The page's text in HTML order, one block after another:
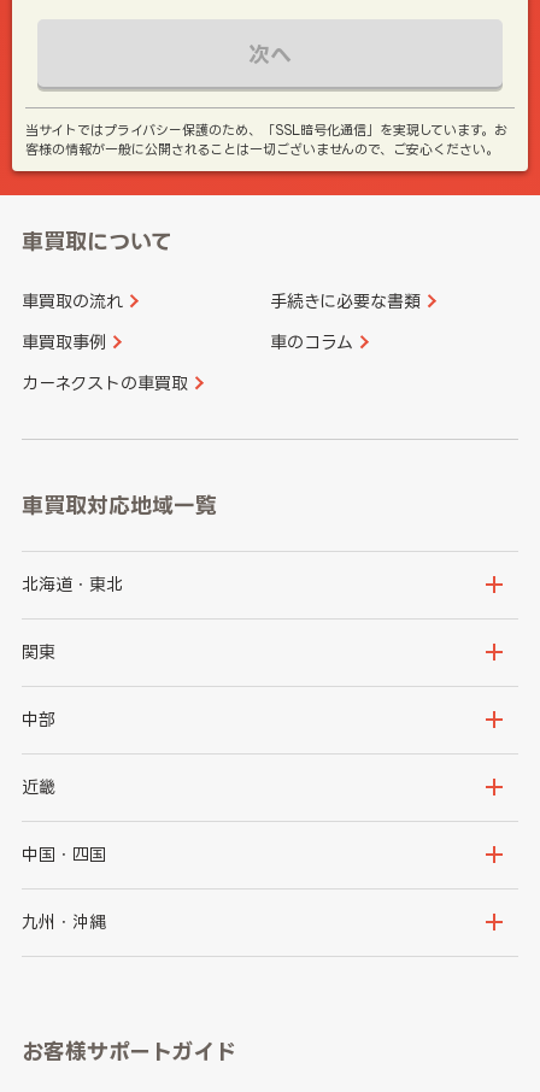
次へ
当サイトではプライバシー保護のため、「SSL暗号化通信」を実現しています。お
客様の情報が一般に公開されることは一切ございませんので、ご安心ください。
車買取について
車買取の流れ 手続きに必要な書類
車買取事例 車のコラム
カーネクストの車買取
車買取対応地域一覧
北海道・東北
北海道
岩手県
秋田県
関東
茨城県
群馬県
千葉県
中部
新潟県
石川県
山梨県
愛知県
近畿
大阪府
京都府
和歌山県
中国・四国
鳥取県
山口県
九州・沖縄
長崎県
お客様サポートガイド